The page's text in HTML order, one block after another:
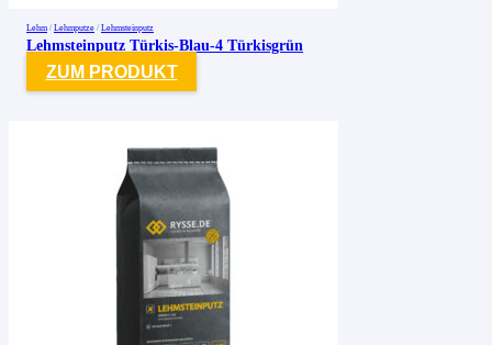
Lehm / Lehmputze / Lehmsteinputz
Lehmsteinputz Türkis-Blau-4 Türkisgrün
ZUM PRODUKT